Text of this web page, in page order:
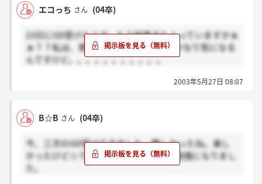
相談にものってくれるし、良いよ！
ちなみに先週の登録会で登録済みやねんけど。適性テ
ストがあって、結果を後日みせてくれるねん。
ワイキューブで就活友達いっぱいできたし、 そこ
で笑顔さんの友達もいてびっくり。
しかも自己PRの内容も同じインターンのことやったし
よかったら登録会行ってみて。
相談のってくれるし、よい企業みつかるかも。
面接対策にもなるしねー。
笑顔三人衆の男もいたりして（笑）
エコっち さん (04卒)
23日にGD受けた人で、もう結果きた人っていますかぁ
ぁ？？私は、第一志望なので、結果がかなり気になる
んですけど。。。。。。。。。。。
2003年5月27日 08:07
B☆B さん (04卒)
今、三次のGD受けてきました。難しかったね。楽し
かったけど☆でも、評価されることで勉強になりまし
た。